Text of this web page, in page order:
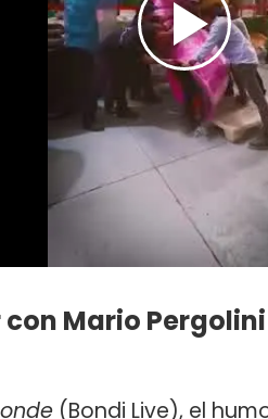
Mario
(Bondi Live), el